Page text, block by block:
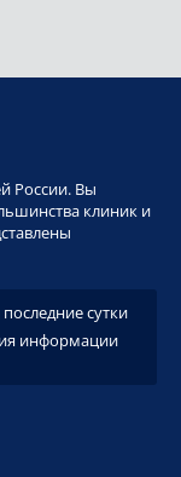
России. Вы
клиник и
сутки
информации